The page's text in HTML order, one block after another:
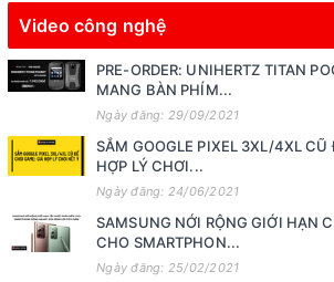
Video công nghệ
PRE-ORDER: UNIHERTZ TITAN
MANG BÀN PHÍM...
Ngày đăng: 29/09/2021
SẮM GOOGLE PIXEL 3XL/4XL
HỢP LÝ CHƠI...
Ngày đăng: 24/06/2021
SAMSUNG NỚI RỘNG GIỚI HẠN
CHO SMARTPHON...
Ngày đăng: 25/02/2021